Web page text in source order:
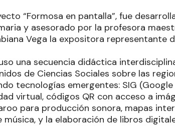
“Formosa en pantalla”, fue
y asesorado por la profesora
Vega la expositora representante
una secuencia didáctica
de Ciencias Sociales sobre las
tecnologías emergentes: SIG
virtual, códigos QR con acceso a
para producción sonora, mapas
música, y la elaboración de libros